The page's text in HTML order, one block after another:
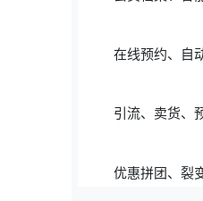
在线预约、自
引流、卖货、
优惠拼团、裂